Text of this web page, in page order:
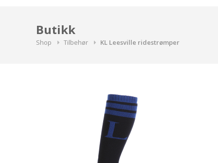
Butikk
Shop Tilbehør KL Leesville ridestrømper